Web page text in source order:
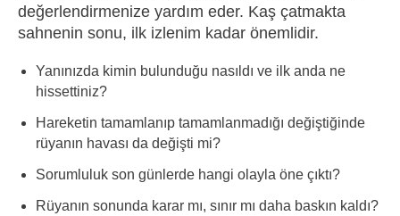
değerlendirmenize yardım eder. Kaş çatmakta
sahnenin sonu, ilk izlenim kadar önemlidir.
Yanınızda kimin bulunduğu nasıldı ve ilk anda ne
hissettiniz?
Hareketin tamamlanıp tamamlanmadığı değiştiğinde
rüyanın havası da değişti mi?
Sorumluluk son günlerde hangi olayla öne çıktı?
Rüyanın sonunda karar mı, sınır mı daha baskın kaldı?